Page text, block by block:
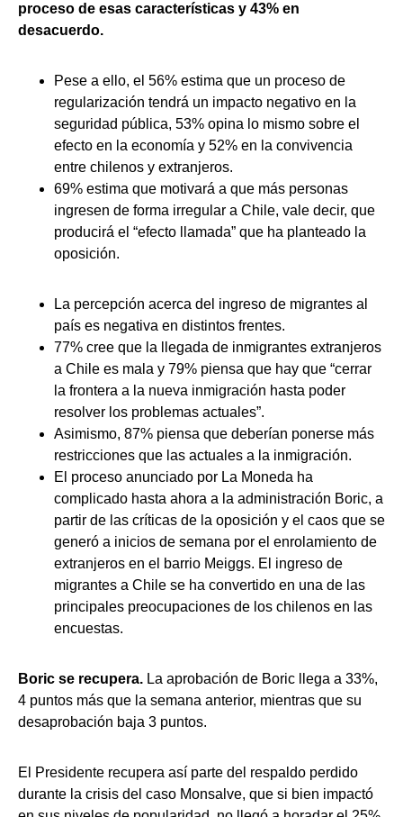
proceso de esas características y 43% en
desacuerdo.
Pese a ello, el 56% estima que un proceso de
regularización tendrá un impacto negativo en la
seguridad pública, 53% opina lo mismo sobre el
efecto en la economía y 52% en la convivencia
entre chilenos y extranjeros.
69% estima que motivará a que más personas
ingresen de forma irregular a Chile, vale decir, que
producirá el “efecto llamada” que ha planteado la
oposición.
La percepción acerca del ingreso de migrantes al
país es negativa en distintos frentes.
77% cree que la llegada de inmigrantes extranjeros
a Chile es mala y 79% piensa que hay que “cerrar
la frontera a la nueva inmigración hasta poder
resolver los problemas actuales”.
Asimismo, 87% piensa que deberían ponerse más
restricciones que las actuales a la inmigración.
El proceso anunciado por La Moneda ha
complicado hasta ahora a la administración Boric, a
partir de las críticas de la oposición y el caos que se
generó a inicios de semana por el enrolamiento de
extranjeros en el barrio Meiggs. El ingreso de
migrantes a Chile se ha convertido en una de las
principales preocupaciones de los chilenos en las
encuestas.
Boric se recupera. La aprobación de Boric llega a 33%,
4 puntos más que la semana anterior, mientras que su
desaprobación baja 3 puntos.
El Presidente recupera así parte del respaldo perdido
durante la crisis del caso Monsalve, que si bien impactó